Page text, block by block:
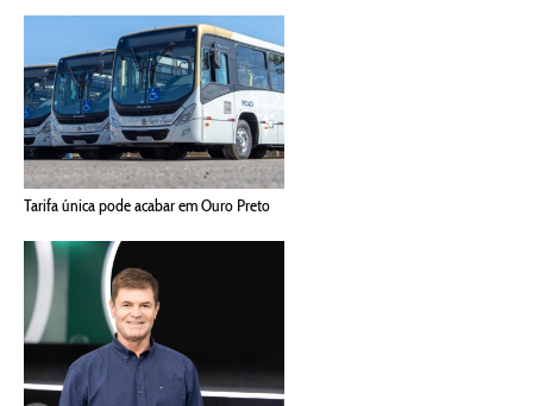
Tarifa única pode acabar em Ouro Preto